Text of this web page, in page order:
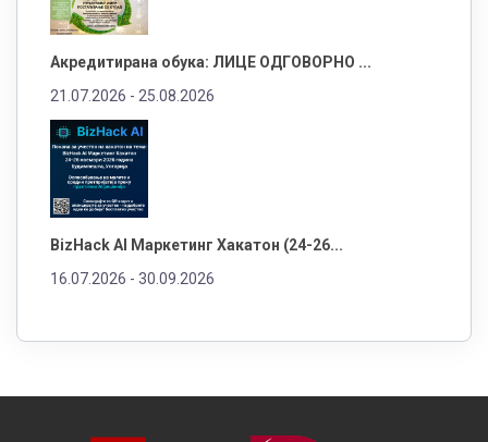
Акредитирана обука: ЛИЦЕ ОДГОВОРНО ...
21.07.2026 - 25.08.2026
BizHack AI Маркетинг Хакатон (24-26...
16.07.2026 - 30.09.2026